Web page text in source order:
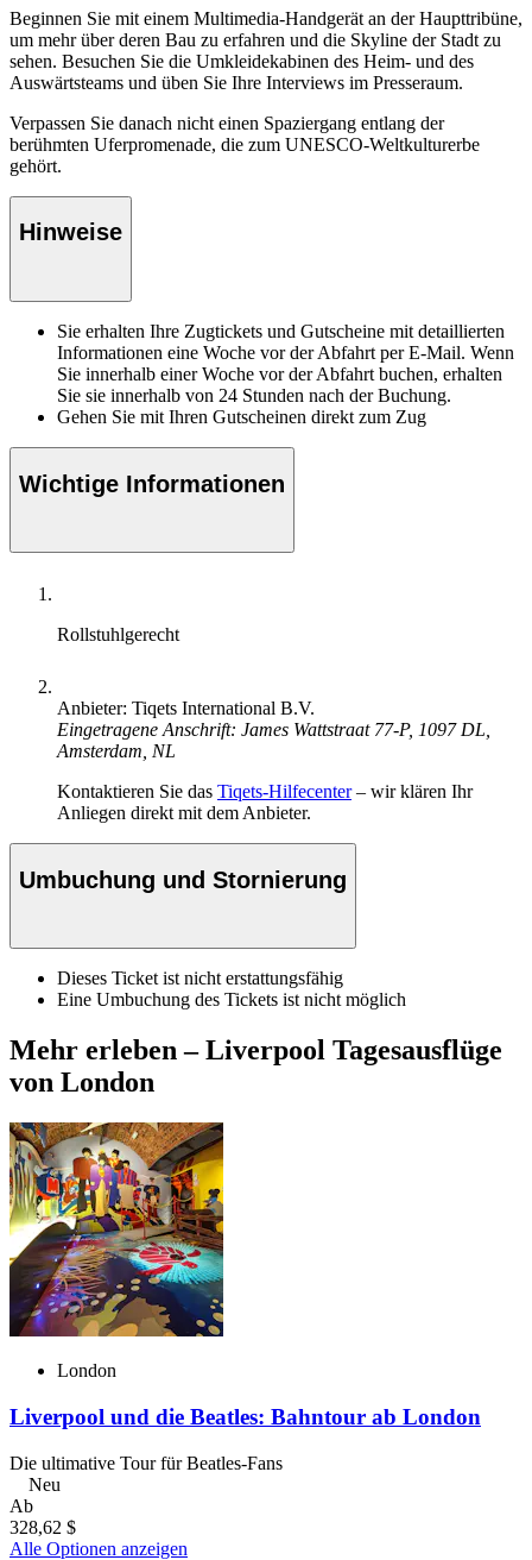
Beginnen Sie mit einem Multimedia-Handgerät an der Haupttribüne,
um mehr über deren Bau zu erfahren und die Skyline der Stadt zu
sehen. Besuchen Sie die Umkleidekabinen des Heim- und des
Auswärtsteams und üben Sie Ihre Interviews im Presseraum.
Verpassen Sie danach nicht einen Spaziergang entlang der
berühmten Uferpromenade, die zum UNESCO-Weltkulturerbe
gehört.
Hinweise
Sie erhalten Ihre Zugtickets und Gutscheine mit detaillierten
Informationen eine Woche vor der Abfahrt per E-Mail. Wenn
Sie innerhalb einer Woche vor der Abfahrt buchen, erhalten
Sie sie innerhalb von 24 Stunden nach der Buchung.
Gehen Sie mit Ihren Gutscheinen direkt zum Zug
Wichtige Informationen
Rollstuhlgerecht
Anbieter: Tiqets International B.V.
Eingetragene Anschrift: James Wattstraat 77-P, 1097 DL,
Amsterdam, NL
Kontaktieren Sie das Tiqets-Hilfecenter– wir klären Ihr
Anliegen direkt mit dem Anbieter.
Umbuchung und Stornierung
Dieses Ticket ist nicht erstattungsfähig
Eine Umbuchung des Tickets ist nicht möglich
Mehr erleben – Liverpool Tagesausflüge
von London
London
Liverpool und die Beatles: Bahntour ab London
Die ultimative Tour für Beatles-Fans
Neu
Ab
328,62 $
Alle Optionen anzeigen